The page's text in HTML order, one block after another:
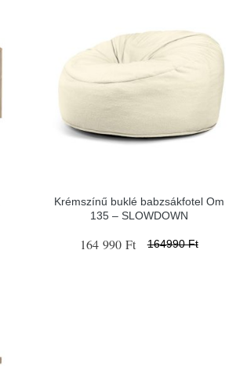
Krémszínű buklé babzsákfotel Om
135 – SLOWDOWN
164 990 Ft 164990 Ft